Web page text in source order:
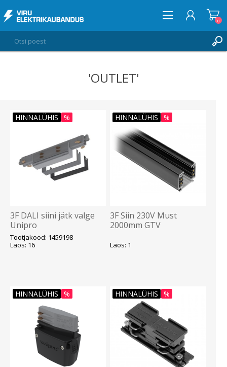
0
'OUTLET'
HINNALÜHIS %
3F DALI siini jätk valge
Unipro
Tootjakood: 1459198
Laos: 16
HINNALÜHIS %
3F Siin 230V Must
2000mm GTV
Laos: 1
HINNALÜHIS % HINNALÜHIS %